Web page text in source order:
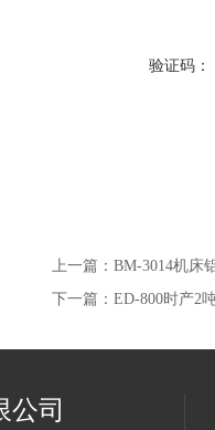
验证码：
上一篇： BM-3014机床
下一篇： ED-800时产2
公司